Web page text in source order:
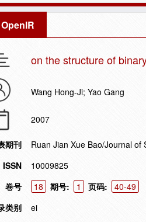
on the structure of
Wang Hong-Ji; Yao Gang
2007
期刊
Ruan Jian Xue Bao/Journal of
ISSN
10009825
卷号
18 期号: 1 页码:
40-49
类别
ei